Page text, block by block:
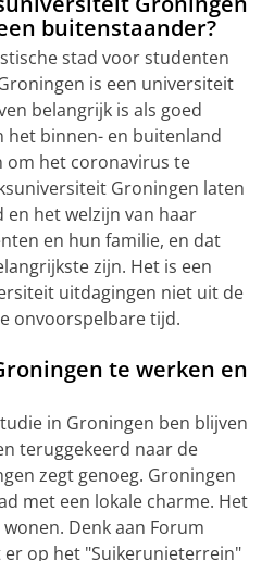
buitenstaander?
stad voor studenten
is een universiteit
belangrijk is als goed
het binnen- en buitenland
om het coronavirus te
Groningen laten
en het welzijn van haar
en hun familie, en dat
zijn. Het is een
uitdagingen niet uit de
onvoorspelbare tijd.
te werken en
in Groningen ben blijven
teruggekeerd naar de
zegt genoeg. Groningen
met een lokale charme. Het
Denk aan Forum
er op het "Suikerunieterrein"